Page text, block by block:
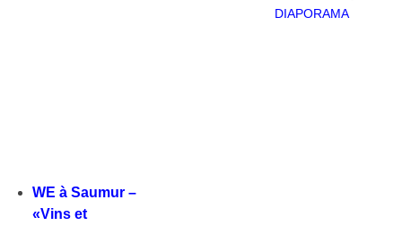
DIAPORAMA
WE à Saumur –
«Vins et